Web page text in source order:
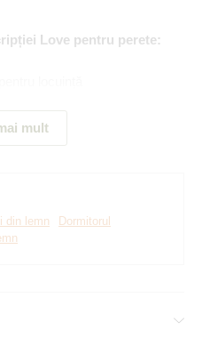
Love pentru perete:
obișnuit din hârtie,
grosime de 3 mm, ceea ce
mult
din lemn
Dormitorul